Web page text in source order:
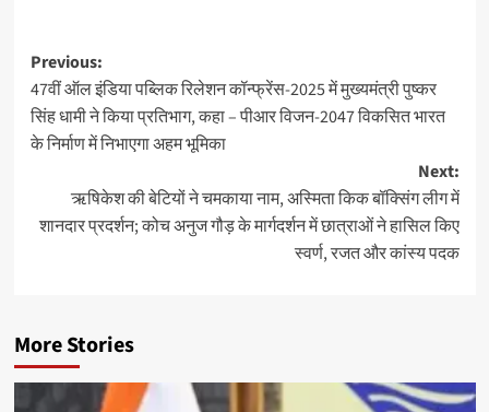
Post
navigation
Previous:
47वीं ऑल इंडिया पब्लिक रिलेशन कॉन्फ्रेंस-2025 में मुख्यमंत्री पुष्कर
सिंह धामी ने किया प्रतिभाग, कहा – पीआर विजन-2047 विकसित भारत
के निर्माण में निभाएगा अहम भूमिका
Next:
ऋषिकेश की बेटियों ने चमकाया नाम, अस्मिता किक बॉक्सिंग लीग में
शानदार प्रदर्शन; कोच अनुज गौड़ के मार्गदर्शन में छात्राओं ने हासिल किए
स्वर्ण, रजत और कांस्य पदक
More Stories